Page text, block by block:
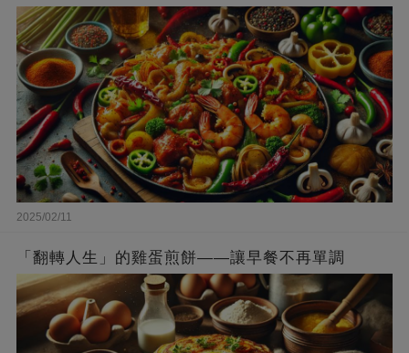
2025/02/11
「翻轉人生」的雞蛋煎餅——讓早餐不再單調